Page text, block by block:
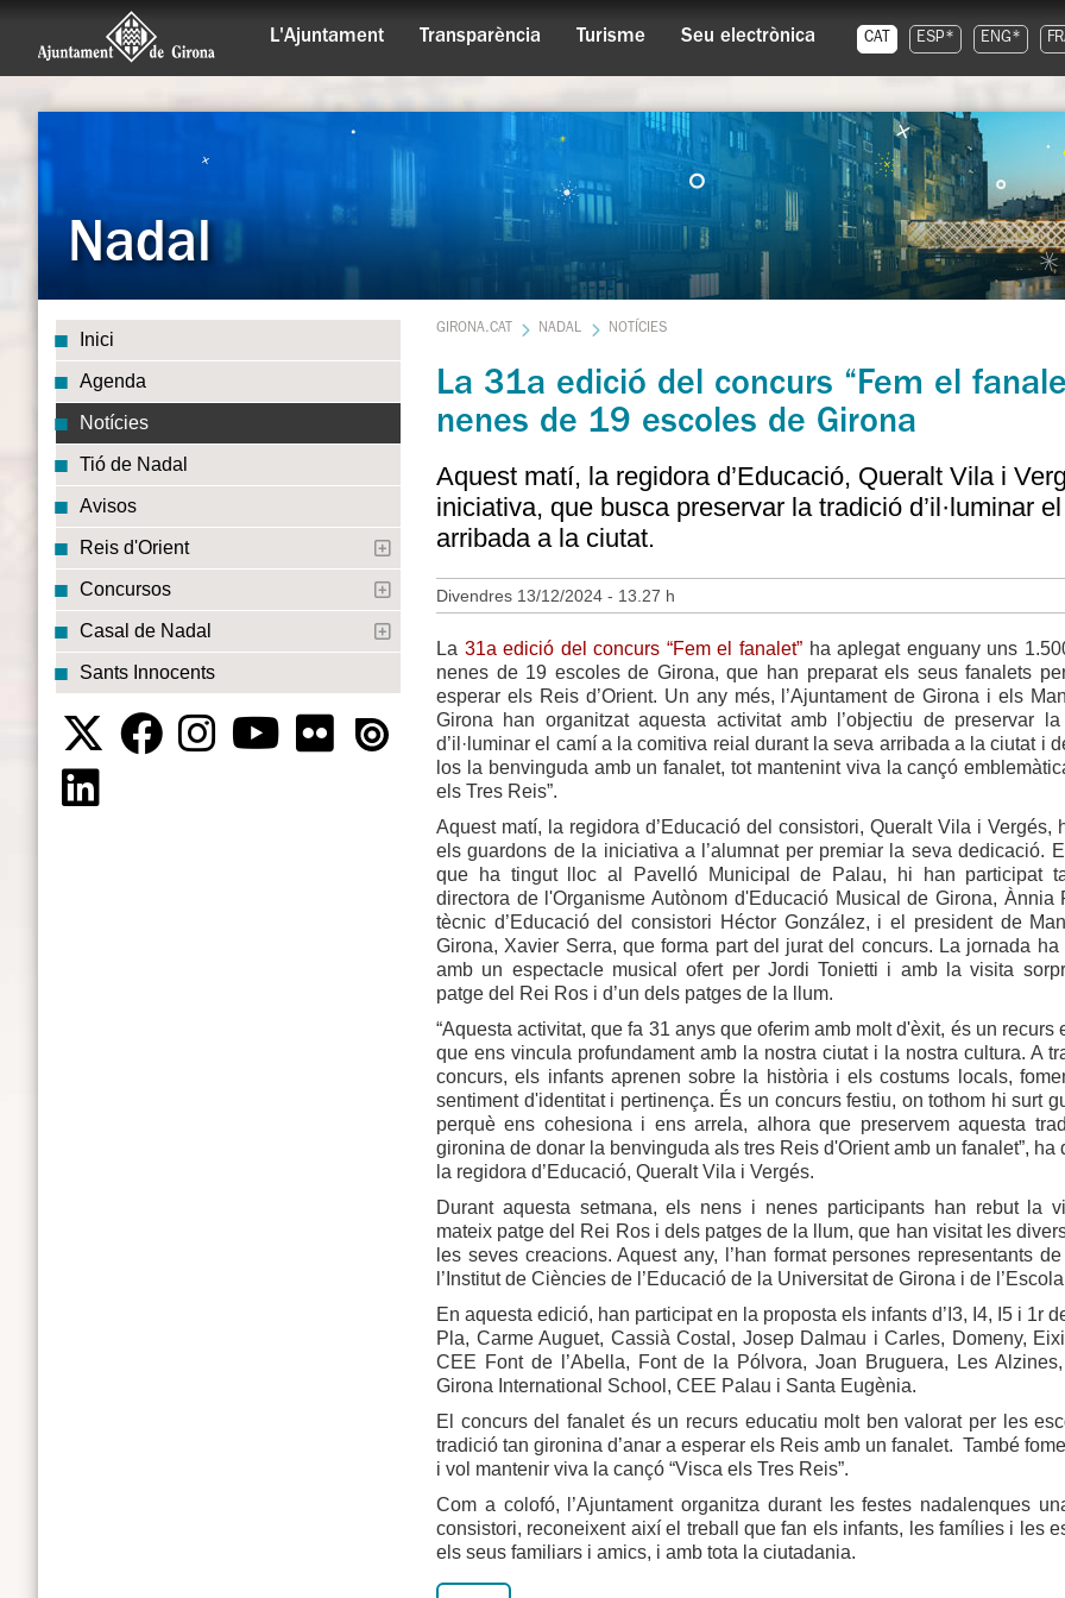
L'Ajuntament Transparència Turisme Seu electrònica CAT ESP* ENG*
Nadal
Inici
Agenda
Notícies
Tió de Nadal
Avisos
Reis d'Orient
Concursos
Casal de Nadal
Sants Innocents
GIRONA.CAT NADAL NOTÍCIES
La 31a edició del concurs “Fem el
nenes de 19 escoles de Girona
Aquest matí, la regidora d’Educació, Queralt Vila i
iniciativa, que busca preservar la tradició d’il·luminar
arribada a la ciutat.
Divendres 13/12/2024 - 13.27 h
La 31a edició del concurs “Fem el fanalet” ha aplegat enguany uns
nenes de 19 escoles de Girona, que han preparat els seus fanalets
esperar els Reis d’Orient. Un any més, l’Ajuntament de Girona i els
Girona han organitzat aquesta activitat amb l’objectiu de preservar
d’il·luminar el camí a la comitiva reial durant la seva arribada a la ciutat i
los la benvinguda amb un fanalet, tot mantenint viva la cançó
els Tres Reis”.
Aquest matí, la regidora d’Educació del consistori, Queralt Vila i Vergés,
els guardons de la iniciativa a l’alumnat per premiar la seva dedicació.
que ha tingut lloc al Pavelló Municipal de Palau, hi han participat
directora de l'Organisme Autònom d'Educació Musical de Girona, Ànnia
tècnic d’Educació del consistori Héctor González, i el president de
Girona, Xavier Serra, que forma part del jurat del concurs. La jornada ha
amb un espectacle musical ofert per Jordi Tonietti i amb la visita
patge del Rei Ros i d’un dels patges de la llum.
“Aquesta activitat, que fa 31 anys que oferim amb molt d'èxit, és un recurs
que ens vincula profundament amb la nostra ciutat i la nostra cultura. A
concurs, els infants aprenen sobre la història i els costums locals,
sentiment d'identitat i pertinença. És un concurs festiu, on tothom hi surt
perquè ens cohesiona i ens arrela, alhora que preservem aquesta
gironina de donar la benvinguda als tres Reis d'Orient amb un fanalet”, ha
la regidora d’Educació, Queralt Vila i Vergés.
Durant aquesta setmana, els nens i nenes participants han rebut la
mateix patge del Rei Ros i dels patges de la llum, que han visitat les
les seves creacions. Aquest any, l’han format persones representants
l’Institut de Ciències de l’Educació de la Universitat de Girona i de
En aquesta edició, han participat en la proposta els infants d’I3, I4, I5 i 1r
Pla, Carme Auguet, Cassià Costal, Josep Dalmau i Carles, Domeny,
CEE Font de l’Abella, Font de la Pólvora, Joan Bruguera, Les
Girona International School, CEE Palau i Santa Eugènia.
El concurs del fanalet és un recurs educatiu molt ben valorat per les
tradició tan gironina d’anar a esperar els Reis amb un fanalet. També
i vol mantenir viva la cançó “Visca els Tres Reis”.
Com a colofó, l’Ajuntament organitza durant les festes nadalenques
consistori, reconeixent així el treball que fan els infants, les famílies i les
els seus familiars i amics, i amb tota la ciutadania.